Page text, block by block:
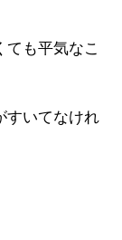
ても平気なこ
すいてなけれ